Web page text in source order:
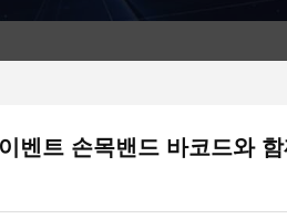
벤트 손목밴드 바코드와